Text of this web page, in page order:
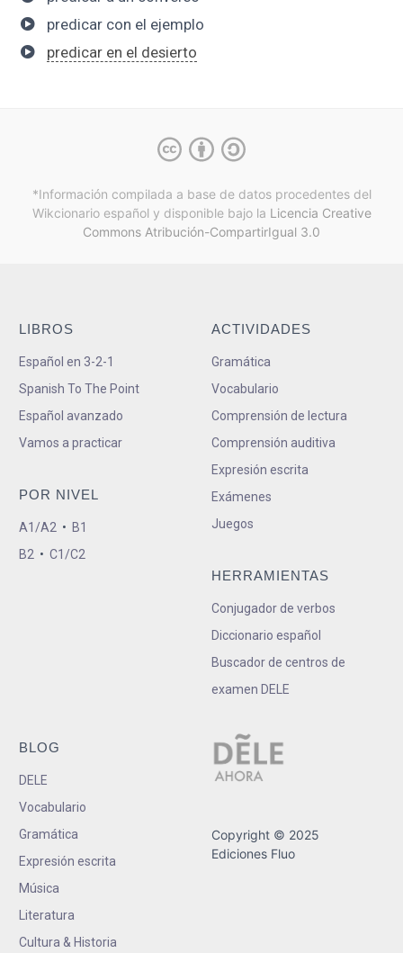
predicar con el ejemplo
predicar en el desierto
*Información compilada a base de datos procedentes del
Wikcionario español y disponible bajo la Licencia Creative
Commons Atribución-CompartirIgual 3.0
LIBROS
Español en 3-2-1
Spanish To The Point
Español avanzado
Vamos a practicar
POR NIVEL
A1/A2 • B1
B2 • C1/C2
ACTIVIDADES
Gramática
Vocabulario
Comprensión de lectura
Comprensión auditiva
Expresión escrita
Exámenes
Juegos
HERRAMIENTAS
Conjugador de verbos
Diccionario español
Buscador de centros de
examen DELE
BLOG
DELE
Vocabulario
Gramática
Expresión escrita
Música
Literatura
Cultura & Historia
Copyright © 2025
Ediciones Fluo